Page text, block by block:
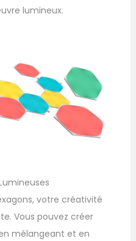
lumineux.
votre créativité
Vous pouvez créer
mélangeant et en